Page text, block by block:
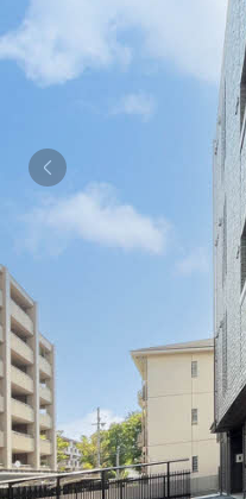
シャーメゾンとは